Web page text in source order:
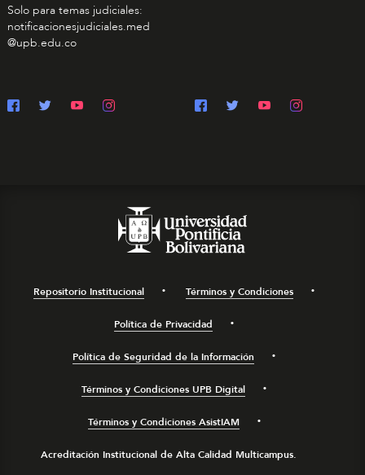
Solo para temas judiciales:
notificacionesjudiciales.med
@upb.edu.co
Repositorio Institucional Términos y Condiciones
Política de Privacidad
Política de Seguridad de la Información
Términos y Condiciones UPB Digital
Términos y Condiciones AsistIAM
Acreditación Institucional de Alta Calidad Multicampus.